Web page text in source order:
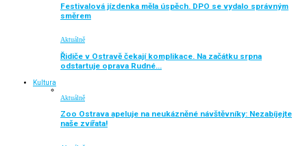
Festivalová jízdenka měla úspěch. DPO se vydalo správným
směrem
Aktuálně
Řidiče v Ostravě čekají komplikace. Na začátku srpna
odstartuje oprava Rudné…
Kultura
Aktuálně
Zoo Ostrava apeluje na neukázněné návštěvníky: Nezabíjejte
naše zvířata!